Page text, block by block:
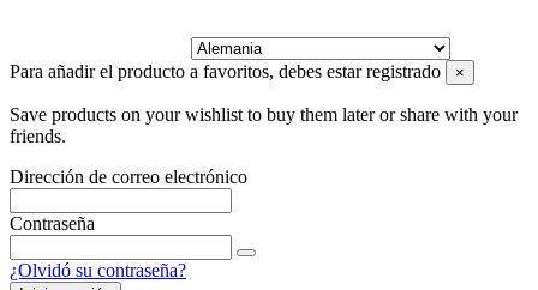
Para añadir el producto a favoritos, debes estar registrado ×
Save products on your wishlist to buy them later or share with your
friends.
Dirección de correo electrónico
Contraseña
¿Olvidó su contraseña?